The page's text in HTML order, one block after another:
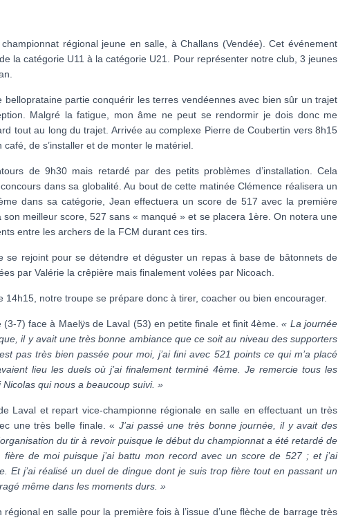
régional jeune en salle, à Challans (Vendée). Cet événement
la catégorie U11 à la catégorie U21. Pour représenter notre club, 3 jeunes
partie conquérir les terres vendéennes avec bien sûr un trajet
Malgré la fatigue, mon âme ne peut se rendormir je dois donc me
tout au long du trajet. Arrivée au complexe Pierre de Coubertin vers 8h15
de s’installer et de monter le matériel.
de 9h30 mais retardé par des petits problèmes d’installation. Cela
dans sa globalité. Au bout de cette matinée Clémence réalisera un
dans sa catégorie, Jean effectuera un score de 517 avec la première
meilleur score, 527 sans « manqué » et se placera 1ère. On notera une
entre les archers de la FCM durant ces tirs.
se rejoint pour se détendre et déguster un repas à base de bâtonnets de
par Valérie la crêpière mais finalement volées par Nicoach.
notre troupe se prépare donc à tirer, coacher ou bien encourager.
(3-7) face à Maelÿs de Laval (53) en petite finale et finit 4ème.« La journée
il y avait une très bonne ambiance que ce soit au niveau des supporters
pas très bien passée pour moi, j’ai fini avec 521 points ce qui m’a placé
lieu les duels où j’ai finalement terminé 4ème. Je remercie tous les
qui nous a beaucoup suivi. »
Laval et repart vice-championne régionale en salle en effectuant un très
une très belle finale. « J’ai passé une très bonne journée, il y avait des
du tir à revoir puisque le début du championnat a été retardé de
de moi puisque j’ai battu mon record avec un score de 527 ; et j’ai
Et j’ai réalisé un duel de dingue dont je suis trop fière tout en passant un
même dans les moments durs. »
en salle pour la première fois à l’issue d’une flèche de barrage très